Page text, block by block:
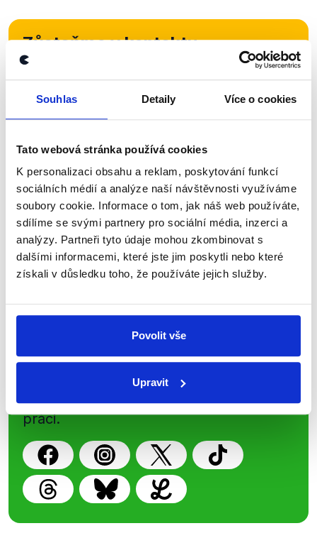
Souhlas Detaily Více o cookies
Tato webová stránka používá cookies
K personalizaci obsahu a reklam, poskytování funkcí
sociálních médií a analýze naší návštěvnosti využíváme
soubory cookie. Informace o tom, jak náš web používáte,
sdílíme se svými partnery pro sociální média, inzerci a
analýzy. Partneři tyto údaje mohou zkombinovat s
dalšími informacemi, které jste jim poskytli nebo které
získali v důsledku toho, že používáte jejich služby.
Povolit vše
Upravit
Zůstaňme v kontaktu
Přihlaste se k odběru našeho
newsletteru nebo whatsappového
kanálu, kde pravidelně přinášíme
shrnutí nejzajímavějších článků a analýz.
Začněte nás odebírat, a mějte tak
přehled o tom, jaké dezinformace a
nepravdy se zrovna v Česku šíří.
Newsletter WhatsApp
Sociální sítě
Nenechte si ujít nejnovější události
z Demagog.cz. Sdílením našich
práci.